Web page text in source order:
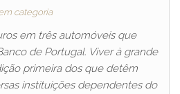
categoria
em três automóveis que
de Portugal. Viver à grande
primeira dos que detêm
instituições dependentes do